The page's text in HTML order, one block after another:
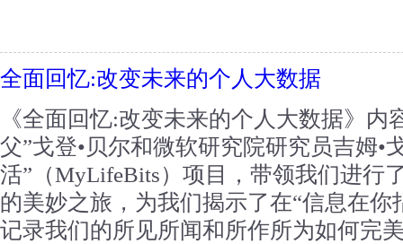
全面回忆:改变未来的个人大数据
《全面回忆:改变未来的个人大数据》内
父”戈登•贝尔和微软研究院研究员吉姆•
活”（MyLifeBits）项目，带领我们进行
的美妙之旅，为我们揭示了在“信息在你
记录我们的所见所闻和所作所为如何完